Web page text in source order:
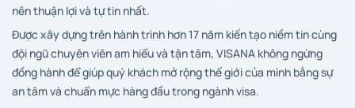
nên thuận lợi và tự tin nhất.
Được xây dựng trên hành trình hơn 17 năm kiến tạo niềm tin cùng
đội ngũ chuyên viên am hiểu và tận tâm, VISANA không ngừng
đồng hành để giúp quý khách mở rộng thế giới của mình bằng sự
an tâm và chuẩn mực hàng đầu trong ngành visa.